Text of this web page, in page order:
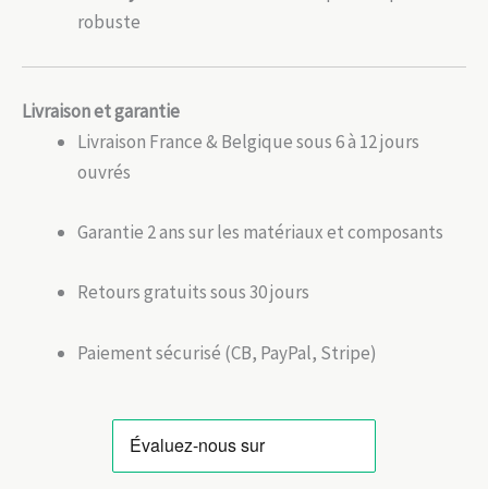
robuste
Livraison et garantie
Livraison France & Belgique sous 6 à 12 jours
ouvrés
Garantie 2 ans sur les matériaux et composants
Retours gratuits sous 30 jours
Paiement sécurisé (CB, PayPal, Stripe)